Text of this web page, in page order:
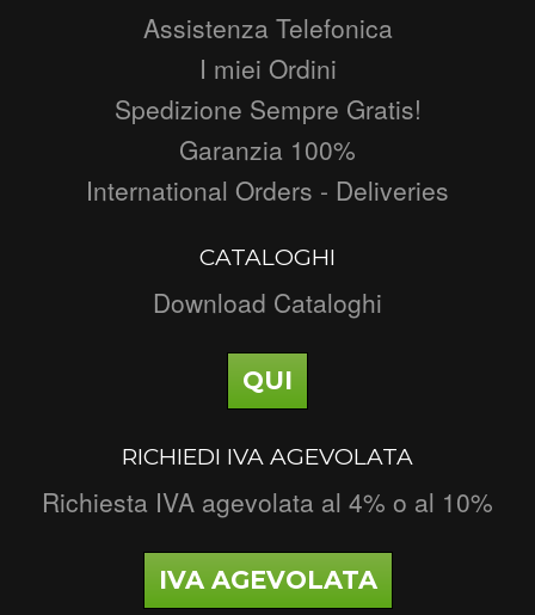
Assistenza Telefonica
I miei Ordini
Spedizione Sempre Gratis!
Garanzia 100%
International Orders - Deliveries
CATALOGHI
Download Cataloghi
QUI
RICHIEDI IVA AGEVOLATA
Richiesta IVA agevolata al 4% o al 10%
IVA AGEVOLATA